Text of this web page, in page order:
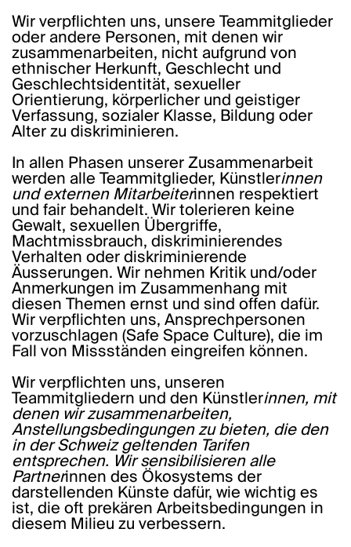
Wir verpflichten uns, unsere Teammitglieder
oder andere Personen, mit denen wir
zusammenarbeiten, nicht aufgrund von
ethnischer Herkunft, Geschlecht und
Geschlechtsidentität, sexueller
Orientierung, körperlicher und geistiger
Verfassung, sozialer Klasse, Bildung oder
Alter zu diskriminieren.
In allen Phasen unserer Zusammenarbeit
werden alle Teammitglieder, Künstlerinnen
und externen Mitarbeiterinnen respektiert
und fair behandelt. Wir tolerieren keine
Gewalt, sexuellen Übergriffe,
Machtmissbrauch, diskriminierendes
Verhalten oder diskriminierende
Äusserungen. Wir nehmen Kritik und/oder
Anmerkungen im Zusammenhang mit
diesen Themen ernst und sind offen dafür.
Wir verpflichten uns, Ansprechpersonen
vorzuschlagen (Safe Space Culture), die im
Fall von Missständen eingreifen können.
Wir verpflichten uns, unseren
Teammitgliedern und den Künstlerinnen, mit
denen wir zusammenarbeiten,
Anstellungsbedingungen zu bieten, die den
in der Schweiz geltenden Tarifen
entsprechen. Wir sensibilisieren alle
Partnerinnen des Ökosystems der
darstellenden Künste dafür, wie wichtig es
ist, die oft prekären Arbeitsbedingungen in
diesem Milieu zu verbessern.